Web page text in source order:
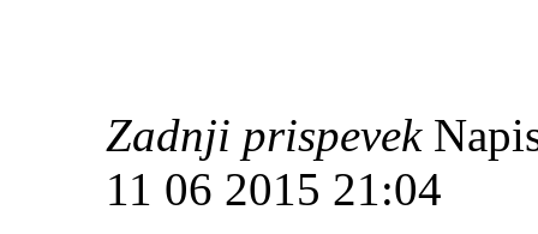
Zadnji prispevek
11 06 2015 21:04